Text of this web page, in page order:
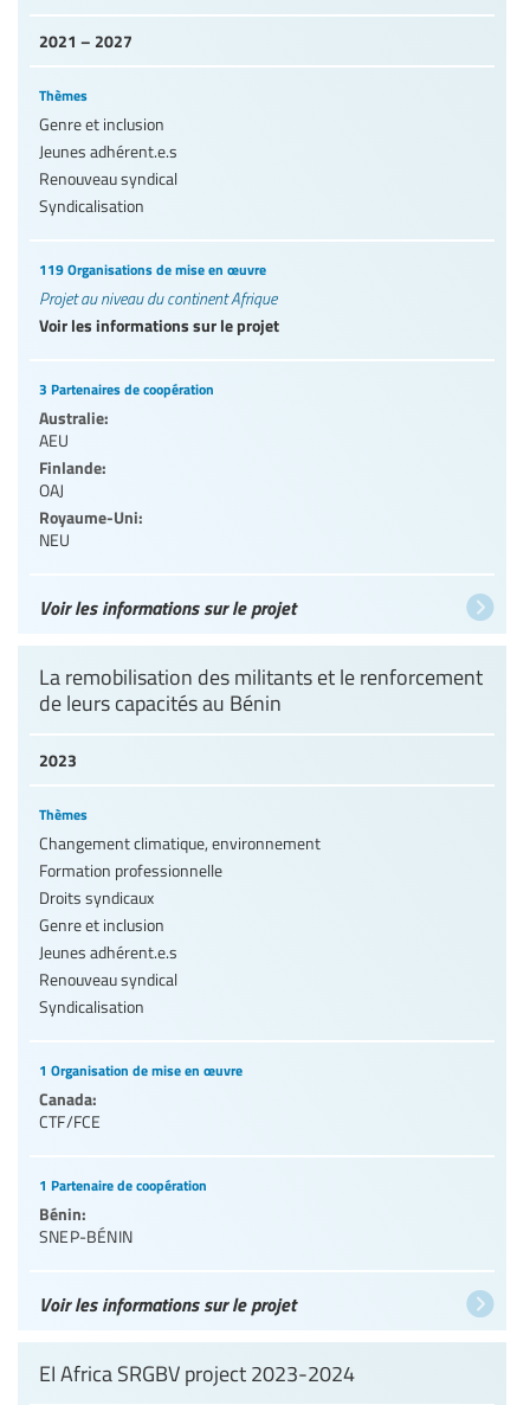
2021 – 2027
Thèmes
Genre et inclusion
Jeunes adhérent.e.s
Renouveau syndical
Syndicalisation
119 Organisations de mise en œuvre
Projet au niveau du continent Afrique
Voir les informations sur le projet
3 Partenaires de coopération
Australie:
AEU
Finlande:
OAJ
Royaume-Uni:
NEU
Voir les informations sur le projet
2023
La remobilisation des militants et le renforcement
de leurs capacités au Bénin
Thèmes
Changement climatique, environnement
Formation professionnelle
Droits syndicaux
Genre et inclusion
Jeunes adhérent.e.s
Renouveau syndical
Syndicalisation
1 Organisation de mise en œuvre
Canada:
CTF/FCE
1 Partenaire de coopération
Bénin:
SNEP-BÉNIN
Voir les informations sur le projet
EI Africa SRGBV project 2023-2024